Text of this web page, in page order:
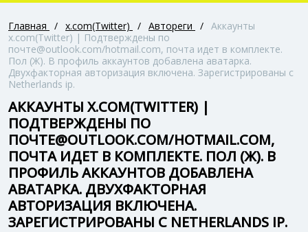
Главная / x.com(Twitter) / Автореги / Аккаунты
x.com(Twitter) | Подтверждены по
почте@outlook.com/hotmail.com, почта идет в комплекте.
Пол (Ж). В профиль аккаунтов добавлена аватарка.
Двухфакторная авторизация включена. Зарегистрированы с
Netherlands ip.
АККАУНТЫ X.COM(TWITTER) |
ПОДТВЕРЖДЕНЫ ПО
ПОЧТЕ@OUTLOOK.COM/HOTMAIL.COM,
ПОЧТА ИДЕТ В КОМПЛЕКТЕ. ПОЛ (Ж). В
ПРОФИЛЬ АККАУНТОВ ДОБАВЛЕНА
АВАТАРКА. ДВУХФАКТОРНАЯ
АВТОРИЗАЦИЯ ВКЛЮЧЕНА.
ЗАРЕГИСТРИРОВАНЫ С NETHERLANDS IP.